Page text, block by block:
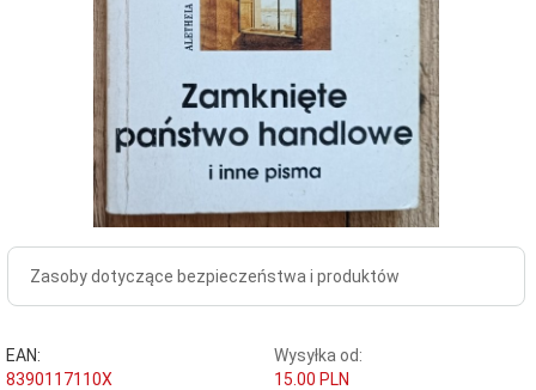
Zasoby dotyczące bezpieczeństwa i produktów
EAN:
8390117110X
Wysyłka od:
15.00 PLN